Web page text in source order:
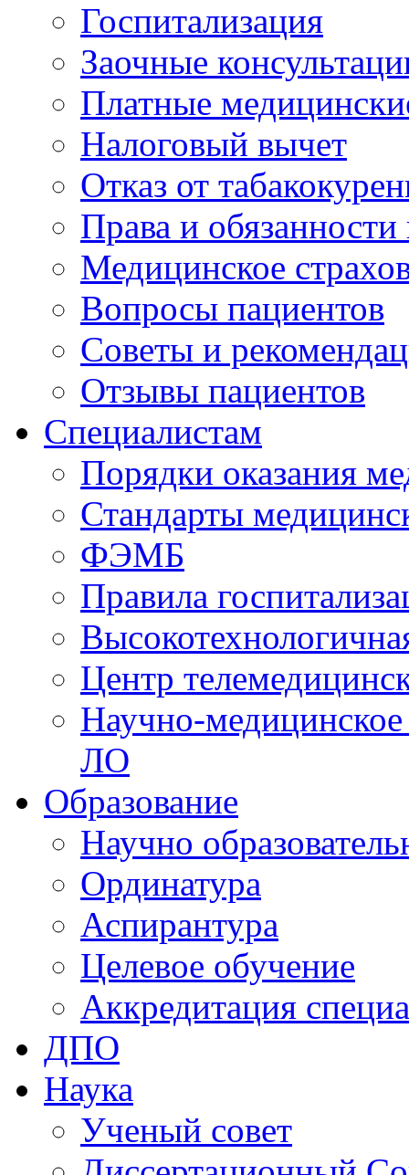
Госпитализация
Заочные
Платные
Налоговый вычет
Отказ от
Права и
Медицинское
Вопросы пациентов
Советы и
Отзывы пациентов
Специалистам
Порядки оказания
Стандарты
ФЭМБ
Правила
Центр
Научно-
ЛО
Образование
Научно
Ординатура
Аспирантура
Целевое обучение
Аккредитация
ДПО
Наука
Ученый совет